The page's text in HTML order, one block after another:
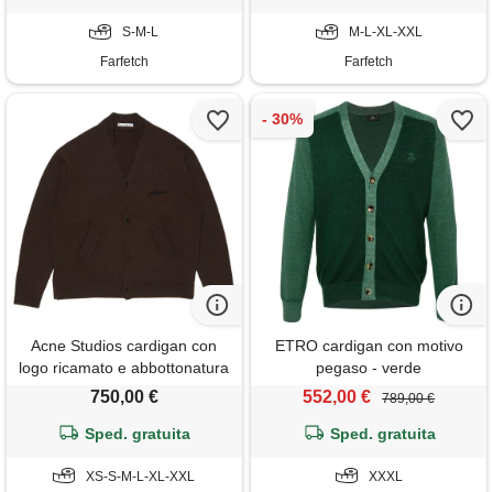
S-M-L
Farfetch
M-L-XL-XXL
Farfetch
Acne Studios cardigan con
logo ricamato e abbottonatura
- marrone
750,00 €
Sped. gratuita
XS-S-M-L-XL-XXL
ETRO cardigan con motivo
pegaso - verde
552,00 € 789,00 €
Sped. gratuita
XXXL